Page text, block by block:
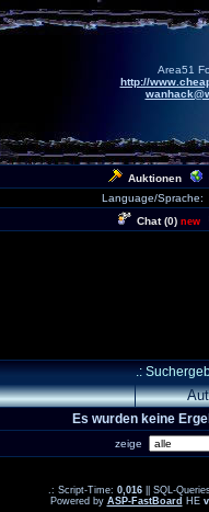
Area51
http://
Auktionen
Language/Sprache:
Chat (0) new
.:
Es wurden keine
zeige
.: Script-Time: 0,016|| SQL-
Powered by ASP-FastBoard HE